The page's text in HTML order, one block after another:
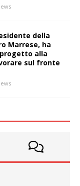
della
Marrese, ha
alla
sul fronte